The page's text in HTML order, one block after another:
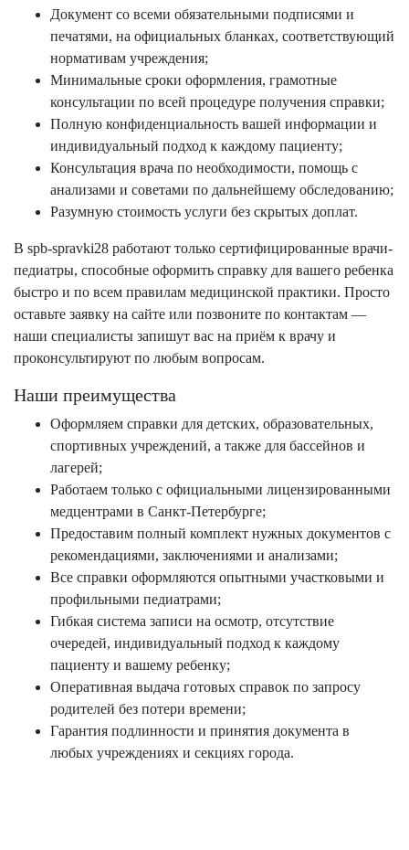
Документ со всеми обязательными подписями и
печатями, на официальных бланках, соответствующий
нормативам учреждения;
Минимальные сроки оформления, грамотные
консультации по всей процедуре получения справки;
Полную конфиденциальность вашей информации и
индивидуальный подход к каждому пациенту;
Консультация врача по необходимости, помощь с
анализами и советами по дальнейшему обследованию;
Разумную стоимость услуги без скрытых доплат.
В spb-spravki28 работают только сертифицированные врачи-
педиатры, способные оформить справку для вашего ребенка
быстро и по всем правилам медицинской практики. Просто
оставьте заявку на сайте или позвоните по контактам —
наши специалисты запишут вас на приём к врачу и
проконсультируют по любым вопросам.
Наши преимущества
Оформляем справки для детских, образовательных,
спортивных учреждений, а также для бассейнов и
лагерей;
Работаем только с официальными лицензированными
медцентрами в Санкт-Петербурге;
Предоставим полный комплект нужных документов с
рекомендациями, заключениями и анализами;
Все справки оформляются опытными участковыми и
профильными педиатрами;
Гибкая система записи на осмотр, отсутствие
очередей, индивидуальный подход к каждому
пациенту и вашему ребенку;
Оперативная выдача готовых справок по запросу
родителей без потери времени;
Гарантия подлинности и принятия документа в
любых учреждениях и секциях города.